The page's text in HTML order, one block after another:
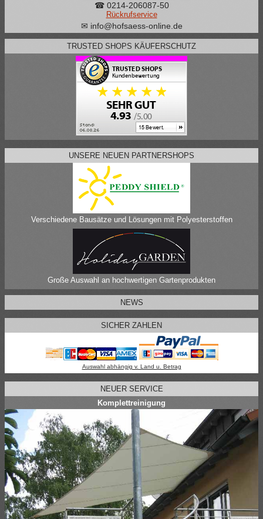
☎ 0214-206087-50
Rückrufservice
✉ info@hofsaess-online.de
TRUSTED SHOPS KÄUFERSCHUTZ
UNSERE NEUEN PARTNERSHOPS
Verschiedene Bausätze und Lösungen mit Polyesterstoffen
Große Auswahl an hochwertigen Gartenprodukten
NEWS
SICHER ZAHLEN
Auswahl abhängig v. Land u. Betrag
NEUER SERVICE
Komplettreinigung